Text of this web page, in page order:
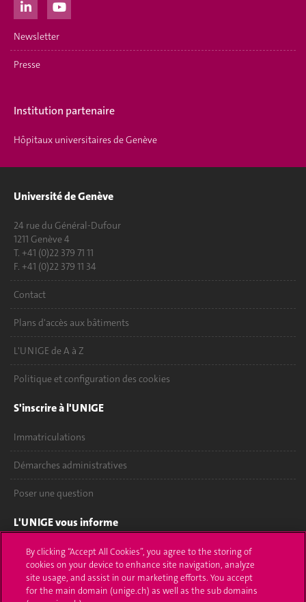
Newsletter
Presse
Institution partenaire
Hôpitaux universitaires de Genève
Université de Genève
24 rue du Général-Dufour
1211 Genève 4
T. +41 (0)22 379 71 11
F. +41 (0)22 379 11 34
Contact
Plans d'accès aux bâtiments
L'UNIGE de A à Z
Politique et configuration des cookies
S'inscrire à l'UNIGE
Immatriculations
Démarches administratives
Poser une question
L'UNIGE vous informe
UNIGE Mobile
Médias
By clicking “Accept All Cookies”, you agree to the storing of
cookies on your device to enhance site navigation, analyze
site usage, and assist in our marketing efforts. You accept
for the main domain (unige.ch) as well as the sub domains